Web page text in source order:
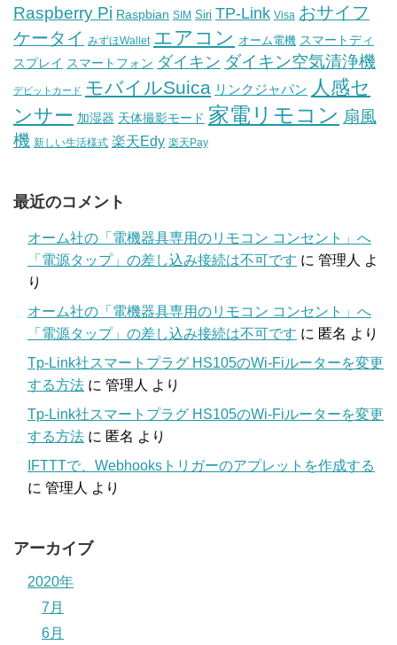
Raspberry Pi Raspbian SIM Siri TP-Link Visa おサイフ
ケータイ みずほWallet エアコン オーム電機 スマートディ
スプレイ スマートフォン ダイキン ダイキン空気清浄機
デビットカード モバイルSuica リンクジャパン 人感セ
ンサー 加湿器 天体撮影モード 家電リモコン 扇風
機 新しい生活様式 楽天Edy 楽天Pay
最近のコメント
オーム社の「電機器具専用のリモコン コンセント」へ
「電源タップ」の差し込み接続は不可です に 管理人 よ
り
オーム社の「電機器具専用のリモコン コンセント」へ
「電源タップ」の差し込み接続は不可です に 匿名 より
Tp-Link社スマートプラグ HS105のWi-Fiルーターを変更
する方法 に 管理人 より
Tp-Link社スマートプラグ HS105のWi-Fiルーターを変更
する方法 に 匿名 より
IFTTTで、Webhooksトリガーのアプレットを作成する
に 管理人 より
アーカイブ
2020年
7月
6月